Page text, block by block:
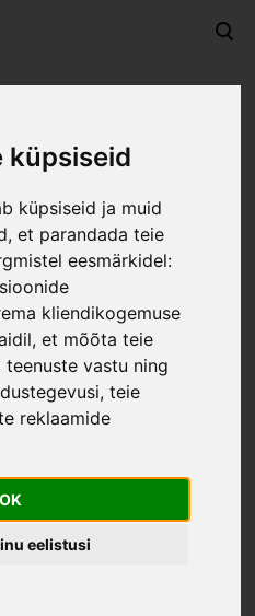
küpsiseid
küpsiseid ja muid
et parandada teie
eesmärkidel:
kliendikogemuse
,et mõõta teie
vastu ning
,teie
reklaamide
OK
eelistusi
- terrakotta
- terrakotta